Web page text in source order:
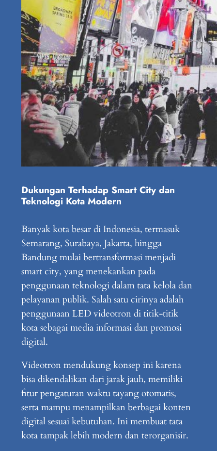
Dukungan Terhadap Smart City dan
Teknologi Kota Modern
Banyak kota besar di Indonesia, termasuk
Semarang, Surabaya, Jakarta, hingga
Bandung mulai bertransformasi menjadi
smart city, yang menekankan pada
penggunaan teknologi dalam tata kelola dan
pelayanan publik. Salah satu cirinya adalah
penggunaan LED videotron di titik-titik
kota sebagai media informasi dan promosi
digital.
Videotron mendukung konsep ini karena
bisa dikendalikan dari jarak jauh, memiliki
fitur pengaturan waktu tayang otomatis,
serta mampu menampilkan berbagai konten
digital sesuai kebutuhan. Ini membuat tata
kota tampak lebih modern dan terorganisir.